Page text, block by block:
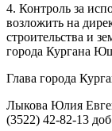
4. Контроль за
возложить на
строительства и
города Кургана
Глава города
Лыкова Юлия
(3522) 42-82-13